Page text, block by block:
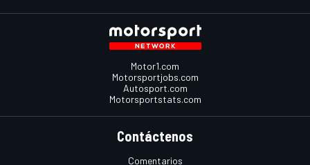
Motor1.com
Motorsportjobs.com
Autosport.com
Motorsportstats.com
Contáctenos
Comentarios